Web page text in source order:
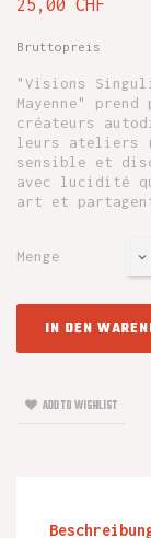
25,00 CHF
Bruttopreis
"Visions
Mayenne"
créateurs
leurs ateliers
sensible et
avec lucidité
art et
Menge
IN DEN
ADD TO WISHLIST